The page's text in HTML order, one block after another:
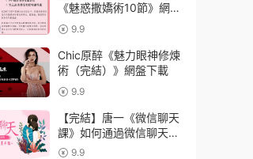
《魅惑撒嬌術10節》網盤
下載9.9
Chic原醉《魅力眼神修煉
術（完結）》網盤下載
9.9
【完結】唐一《微信聊天
課》如何通過微信聊天，
讓他對你欲罷不能
9.9